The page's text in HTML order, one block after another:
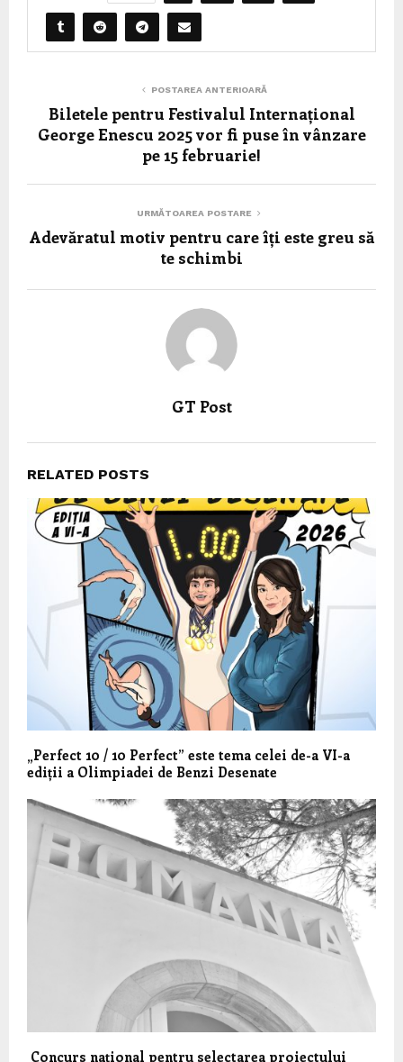
POSTAREA ANTERIOARĂ
Biletele pentru Festivalul Internațional
George Enescu 2025 vor fi puse în vânzare
pe 15 februarie!
URMĂTOAREA POSTARE
Adevăratul motiv pentru care îți este greu să
te schimbi
GT Post
RELATED POSTS
„Perfect 10 / 10 Perfect” este tema celei de-a VI-a
ediții a Olimpiadei de Benzi Desenate
Concurs național pentru selectarea proiectului